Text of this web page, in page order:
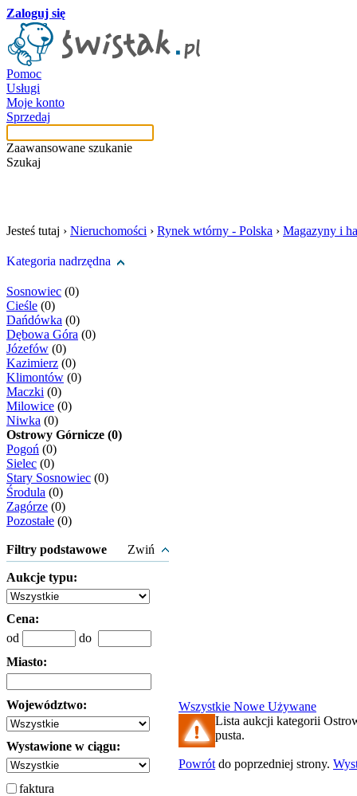
Zaloguj się
Pomoc
Usługi
Moje konto
Sprzedaj
Zaawansowane szukanie
Szukaj
Jesteś tutaj › Nieruchomości › Rynek wtórny - Polska › Magazyny i
Kategoria nadrzędna
Sosnowiec (0)
Cieśle (0)
Dańdówka (0)
Dębowa Góra (0)
Józefów (0)
Kazimierz (0)
Klimontów (0)
Maczki (0)
Milowice (0)
Niwka (0)
Ostrowy Górnicze (0)
Pogoń (0)
Sielec (0)
Stary Sosnowiec (0)
Środula (0)
Zagórze (0)
Pozostałe (0)
Filtry podstawowe Zwiń
Aukcje typu:
Cena:
od
do
Miasto:
Województwo:
Wystawione w ciągu:
faktura
Wszystkie Nowe Używane
Lista aukcji kategorii
pusta.
Powrót do poprzedniej strony.